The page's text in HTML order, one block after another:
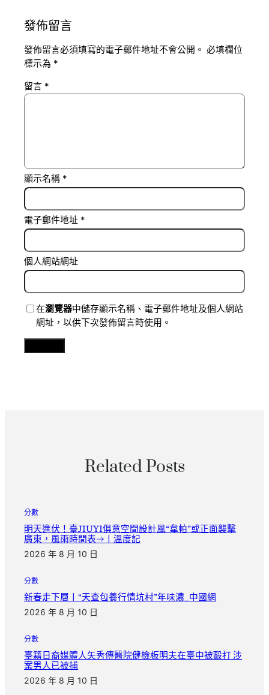
發佈留言
發佈留言必須填寫的電子郵件地址不會公開。 必填欄位
標示為 *
留言 *
顯示名稱 *
電子郵件地址 *
個人網站網址
在瀏覽器中儲存顯示名稱、電子郵件地址及個人網站
網址，以供下次發佈留言時使用。
Related Posts
分數
明天進伏！臺JIUYI俱意空間設計風“韋帕”或正面襲擊
廣東，風雨時間表→丨溫度記
2026 年 8 月 10 日
分數
新春走下層丨“天查包養行情坑村”年味濃_中國網
2026 年 8 月 10 日
分數
臺籍日裔媒體人矢秀傳醫院健檢板明夫在臺中被毆打 涉
案男人已被捕
2026 年 8 月 10 日